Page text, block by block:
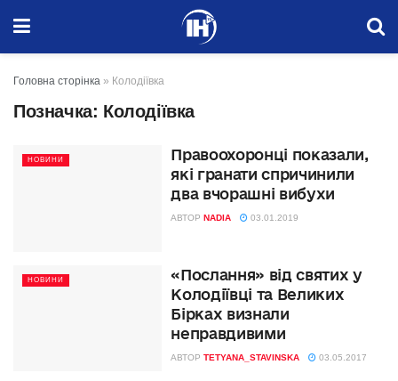
Головна сторінка » Колодіївка
Позначка: Колодіївка
НОВИНИ
Правоохоронці показали,
які гранати спричинили
два вчорашні вибухи
АВТОР NADIA 03.01.2019
НОВИНИ
«Послання» від святих у
Колодіївці та Великих
Бірках визнали
неправдивими
АВТОР TETYANA_STAVINSKA 03.05.2017